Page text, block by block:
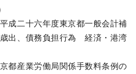
成二十六年度東京都一般会計補
出、債務負担行為 経済・港湾
都産業労働局関係手数料条例の